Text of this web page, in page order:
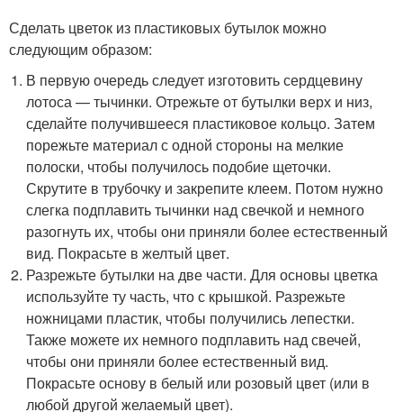
Сделать цветок из пластиковых бутылок можно
следующим образом:
В первую очередь следует изготовить сердцевину
лотоса — тычинки. Отрежьте от бутылки верх и низ,
сделайте получившееся пластиковое кольцо. Затем
порежьте материал с одной стороны на мелкие
полоски, чтобы получилось подобие щеточки.
Скрутите в трубочку и закрепите клеем. Потом нужно
слегка подплавить тычинки над свечкой и немного
разогнуть их, чтобы они приняли более естественный
вид. Покрасьте в желтый цвет.
Разрежьте бутылки на две части. Для основы цветка
используйте ту часть, что с крышкой. Разрежьте
ножницами пластик, чтобы получились лепестки.
Также можете их немного подплавить над свечей,
чтобы они приняли более естественный вид.
Покрасьте основу в белый или розовый цвет (или в
любой другой желаемый цвет).